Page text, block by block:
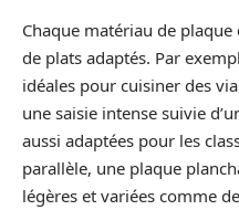
Chaque matériau de
de plats adaptés. Par
idéales pour cuisiner des
une saisie intense suivie
aussi adaptées pour les
parallèle, une plaque
légères et variées comme